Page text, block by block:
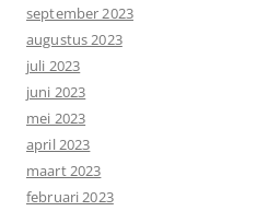
september 2023
augustus 2023
juli 2023
juni 2023
mei 2023
april 2023
maart 2023
februari 2023